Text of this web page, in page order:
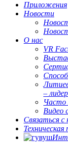
Приложения
Новости
О нас
VR
–
Часто
Видео
Связаться с